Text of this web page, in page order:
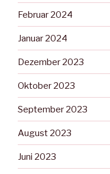
Februar 2024
Januar 2024
Dezember 2023
Oktober 2023
September 2023
August 2023
Juni 2023